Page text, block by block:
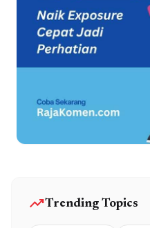
trending_upTrending Topics